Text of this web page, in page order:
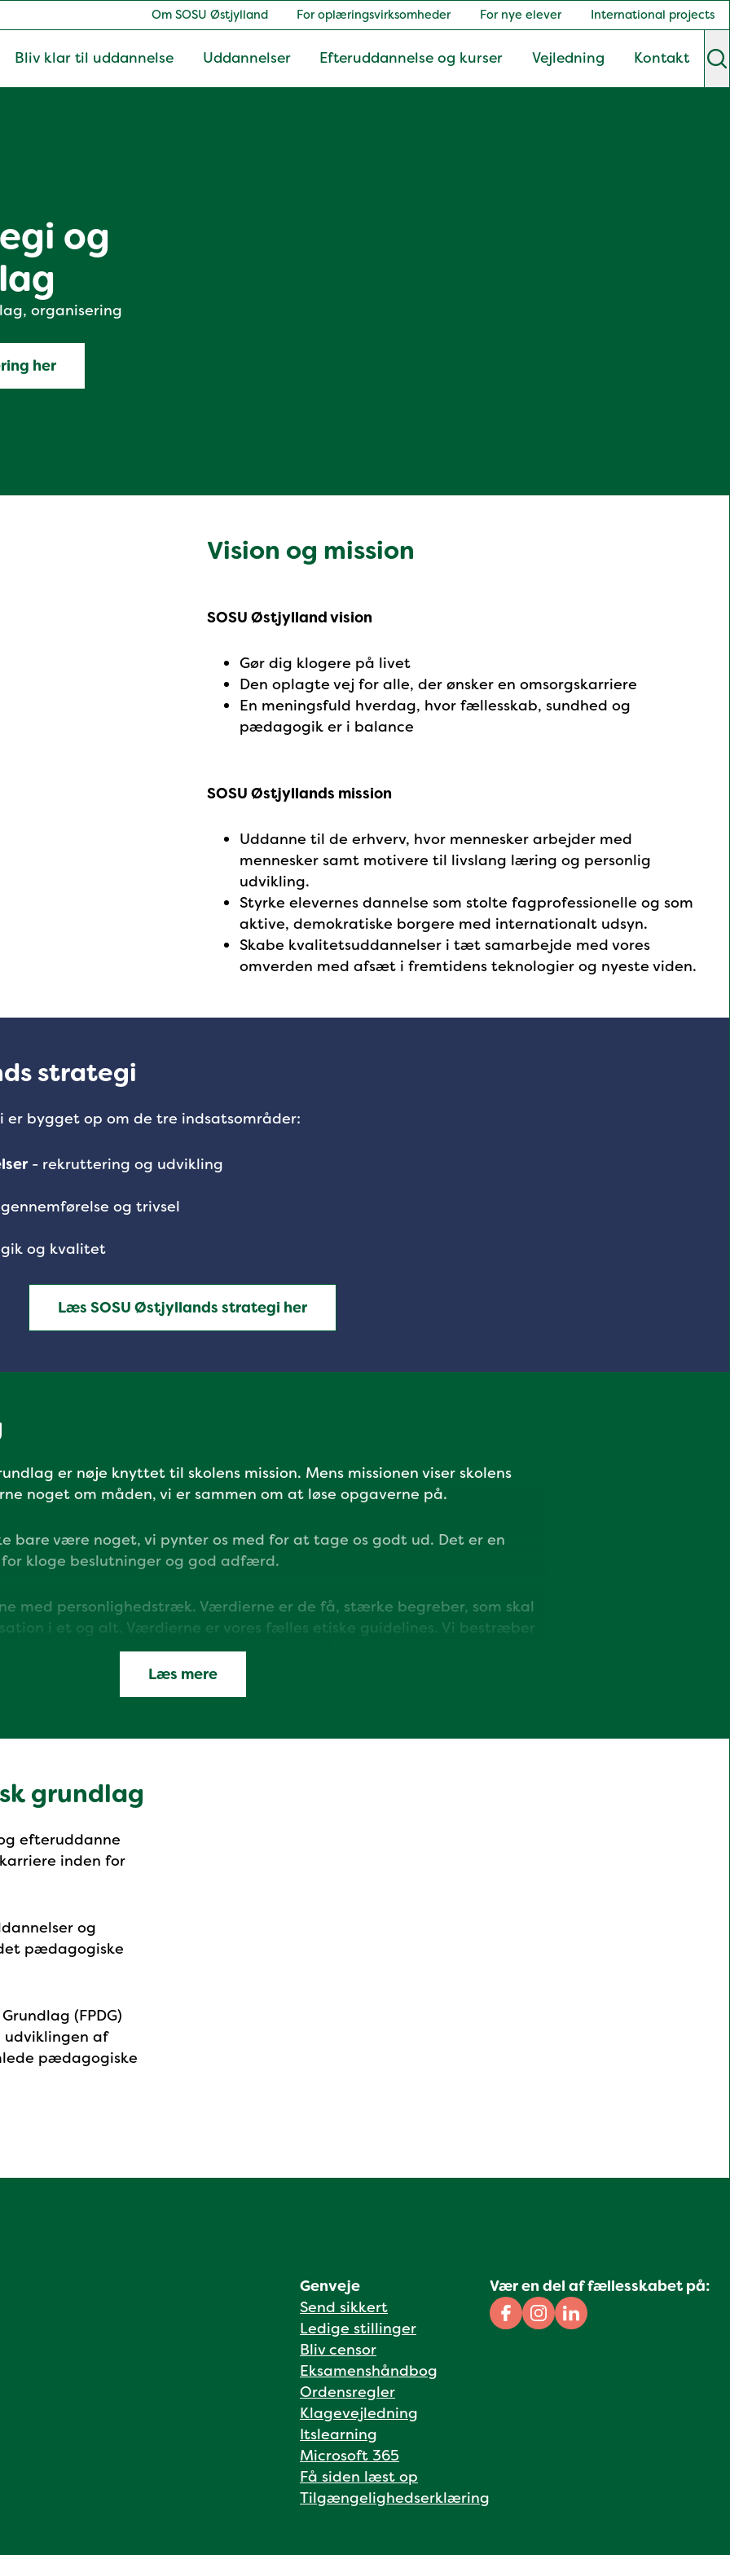
Om SOSU Østjylland For oplæringsvirksomheder For nye elever International projects
Bliv klar til uddannelse Uddannelser Efteruddannelse og kurser Vejledning Kontakt
og
organisering
her
Vision og mission
SOSU Østjylland vision
Gør dig klogere på livet
Den oplagte vej for alle, der ønsker en omsorgskarriere
En meningsfuld hverdag, hvor fællesskab, sundhed og
pædagogik er i balance
SOSU Østjyllands mission
Uddanne til de erhverv, hvor mennesker arbejder med
mennesker samt motivere til livslang læring og personlig
udvikling.
Styrke elevernes dannelse som stolte fagprofessionelle og som
aktive, demokratiske borgere med internationalt udsyn.
Skabe kvalitetsuddannelser i tæt samarbejde med vores
omverden med afsæt i fremtidens teknologier og nyeste viden.
strategi
er bygget op om de tre indsatsområder:
- rekruttering og udvikling
og trivsel
og kvalitet
Læs SOSU Østjyllands strategi her
er nøje knyttet til skolens mission. Mens missionen viser skolens
noget om måden, vi er sammen om at løse opgaverne på.
bare være noget, vi pynter os med for at tage os godt ud. Det er en
kloge beslutninger og god adfærd.
med personlighedstræk. Værdierne er de få, stærke begreber, som skal
i et og alt. Værdierne er vores fælles etiske guidelines. Vi bestræber
til værdierne - og vi bruger dem ikke til at måle eller dømme andre.
os med, hvordan vi samarbejder som kollegaer, hvordan vi
Læs mere
grundlag
efteruddanne
inden for
og
pædagogiske
(FPDG)
af
pædagogiske
Genveje
Send sikkert
Ledige stillinger
Bliv censor
Eksamenshåndbog
Ordensregler
Klagevejledning
Itslearning
Microsoft 365
Få siden læst op
Tilgængelighedserklæring
Vær en del af fællesskabet på:
Facebook
Instagram
Linkedin